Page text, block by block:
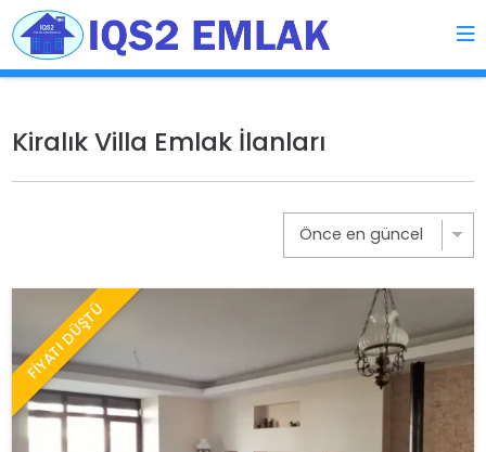
Kiralık Villa Emlak İlanları
FİYATI DÜŞTÜ